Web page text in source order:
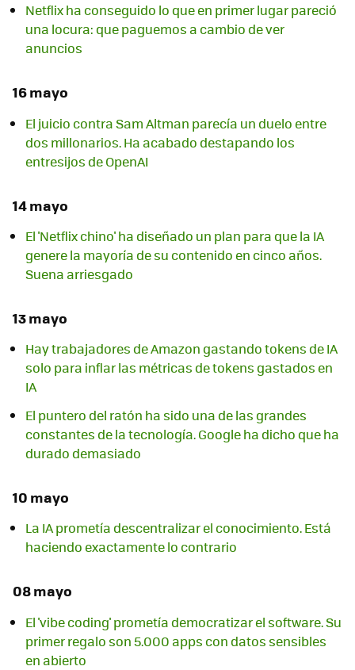
Netflix ha conseguido lo que en primer lugar pareció
una locura: que paguemos a cambio de ver
anuncios
16 mayo
El juicio contra Sam Altman parecía un duelo entre
dos millonarios. Ha acabado destapando los
entresijos de OpenAI
14 mayo
El 'Netflix chino' ha diseñado un plan para que la IA
genere la mayoría de su contenido en cinco años.
Suena arriesgado
13 mayo
Hay trabajadores de Amazon gastando tokens de IA
solo para inflar las métricas de tokens gastados en
IA
El puntero del ratón ha sido una de las grandes
constantes de la tecnología. Google ha dicho que ha
durado demasiado
10 mayo
La IA prometía descentralizar el conocimiento. Está
haciendo exactamente lo contrario
08 mayo
El 'vibe coding' prometía democratizar el software. Su
primer regalo son 5.000 apps con datos sensibles
en abierto